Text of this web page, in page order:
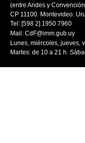
(entre Andes y
CP 11100. Montevideo.
Tel: [598 2] 1950 7960
Mail: CdF@imm.gub.uy
Lunes, miércoles, jueves,
Martes: de 10 a 21 h.